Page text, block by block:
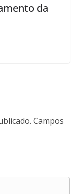
da
Campos